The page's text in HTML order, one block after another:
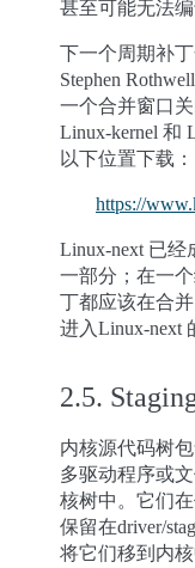
甚至可能无法编
下一个周期补
Stephen
一个合并窗口
Linux-kernel 和
以下位置下载：
https://
Linux-next 已
一部分；在一
丁都应该在合
进入Linux-next
2.5.
内核源代码树
多驱动程序或
核树中。它们
保留在driver/
将它们移到内